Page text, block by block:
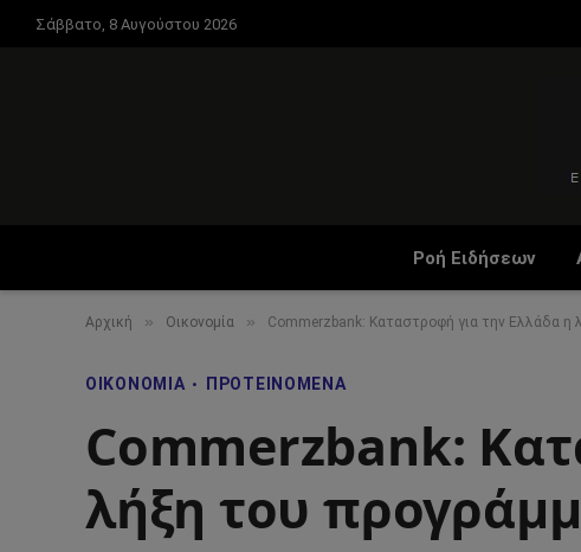
Σάββατο, 8 Αυγούστου 2026
Ροή Ειδήσεων
Αρχική » Οικονομία » Commerzbank: Καταστροφή για την Ελλάδα η
ΟΙΚΟΝΟΜΊΑ ΠΡΟΤΕΙΝΌΜΕΝΑ
Commerzbank:
λήξη του